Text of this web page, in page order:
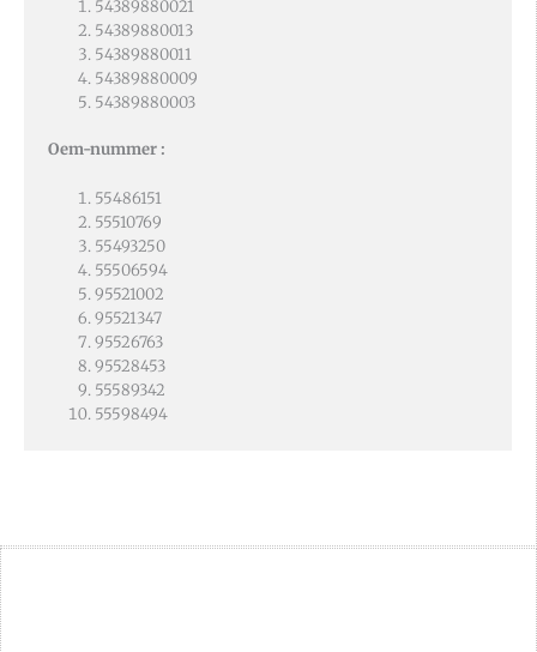
54389880021
54389880013
54389880011
54389880009
54389880003
Oem-nummer :
55486151
55510769
55493250
55506594
95521002
95521347
95526763
95528453
55589342
55598494